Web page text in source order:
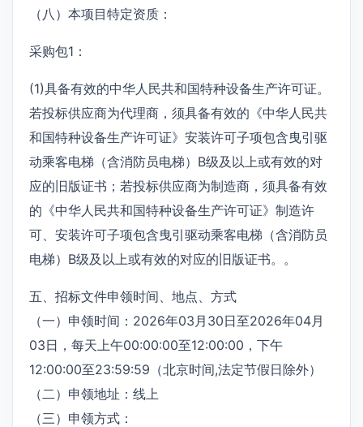
（八）本项目特定资质：
采购包1：
(1)具备有效的中华人民共和国特种设备生产许可证。
若投标供应商为代理商，须具备有效的《中华人民共
和国特种设备生产许可证》安装许可子项包含曳引驱
动乘客电梯（含消防员电梯）B级及以上或有效的对
应的旧版证书；若投标供应商为制造商，须具备有效
的《中华人民共和国特种设备生产许可证》制造许
可、安装许可子项包含曳引驱动乘客电梯（含消防员
电梯）B级及以上或有效的对应的旧版证书。。
五、招标文件申领时间、地点、方式
（一）申领时间：2026年03月30日至2026年04月
03日，每天上午00:00:00至12:00:00，下午
12:00:00至23:59:59（北京时间,法定节假日除外）
（二）申领地址：线上
（三）申领方式：